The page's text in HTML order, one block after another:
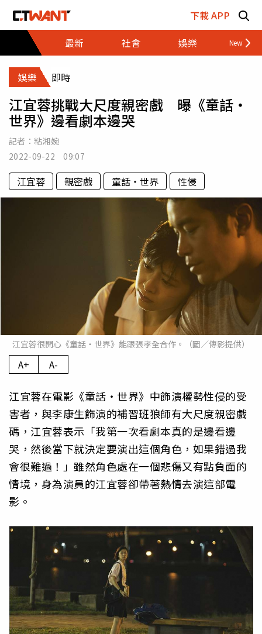
下載 APP
最新
社會 娛樂 財經
娛樂 即時
江宜蓉挑戰大尺度親密戲 曝《童話・
世界》邊看劇本邊哭
記者： 粘湘婉
2022-09-22 09:07
江宜蓉 親密戲 童話・世界 性侵
江宜蓉很開心《童話・世界》能跟張孝全合作。（圖／傳影提供）
A+ A-
江宜蓉在電影《童話・世界》中飾演權勢性侵的受
害者，與李康生飾演的補習班狼師有大尺度親密戲
碼，江宜蓉表示「我第一次看劇本真的是邊看邊
哭，然後當下就決定要演出這個角色，如果錯過我
會很難過！」雖然角色處在一個悲傷又有點負面的
情境，身為演員的江宜蓉卻帶著熱情去演這部電
影。